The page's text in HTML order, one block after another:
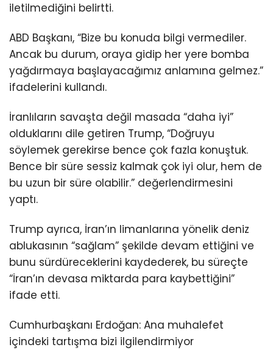
iletilmediğini belirtti.
ABD Başkanı, “Bize bu konuda bilgi vermediler.
Ancak bu durum, oraya gidip her yere bomba
yağdırmaya başlayacağımız anlamına gelmez.”
ifadelerini kullandı.
İranlıların savaşta değil masada “daha iyi”
olduklarını dile getiren Trump, “Doğruyu
söylemek gerekirse bence çok fazla konuştuk.
Bence bir süre sessiz kalmak çok iyi olur, hem de
bu uzun bir süre olabilir.” değerlendirmesini
yaptı.
Trump ayrıca, İran’ın limanlarına yönelik deniz
ablukasının “sağlam” şekilde devam ettiğini ve
bunu sürdüreceklerini kaydederek, bu süreçte
“İran’ın devasa miktarda para kaybettiğini”
ifade etti.
Cumhurbaşkanı Erdoğan: Ana muhalefet
içindeki tartışma bizi ilgilendirmiyor